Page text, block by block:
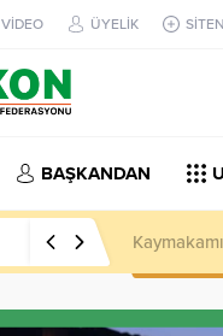
VİDEO ÜYELİK
BAŞKANDAN